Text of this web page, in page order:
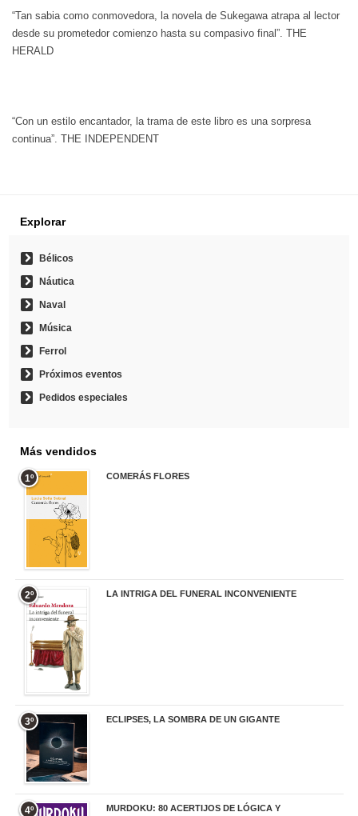
“Tan sabia como conmovedora, la novela de Sukegawa atrapa al lector
desde su prometedor comienzo hasta su compasivo final”. THE
HERALD
“Con un estilo encantador, la trama de este libro es una sorpresa
continua”. THE INDEPENDENT
Explorar
Bélicos
Náutica
Naval
Música
Ferrol
Próximos eventos
Pedidos especiales
Más vendidos
1º COMERÁS FLORES
2º LA INTRIGA DEL FUNERAL INCONVENIENTE
3º ECLIPSES, LA SOMBRA DE UN GIGANTE
4º MURDOKU: 80 ACERTIJOS DE LÓGICA Y